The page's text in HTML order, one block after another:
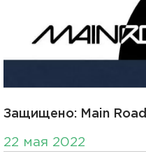
Защищено: Main
22 мая 2022